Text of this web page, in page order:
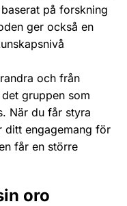
på forskning
ger också en
och från
gruppen som
När du får styra
ditt engagemang för
får en större
oro